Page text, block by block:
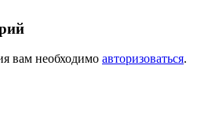
вам необходимо авторизоваться.